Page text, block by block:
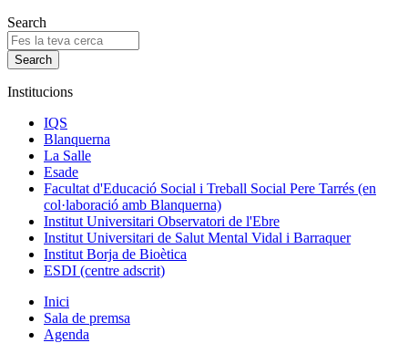
Search
Institucions
IQS
Blanquerna
La Salle
Esade
Facultat d'Educació Social i Treball Social Pere Tarrés (en
col·laboració amb Blanquerna)
Institut Universitari Observatori de l'Ebre
Institut Universitari de Salut Mental Vidal i Barraquer
Institut Borja de Bioètica
ESDI (centre adscrit)
Inici
Sala de premsa
Agenda